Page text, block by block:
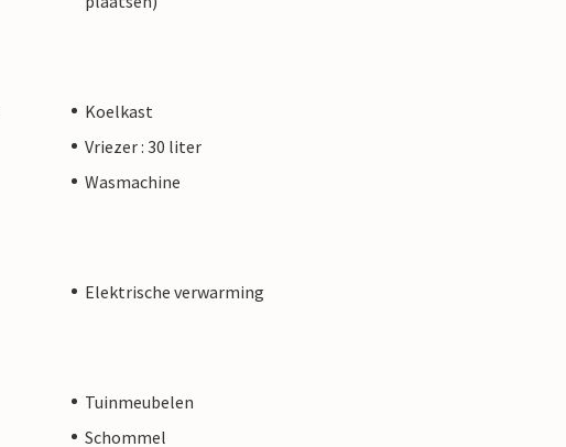
Koelkast
Vriezer : 30 liter
Wasmachine
Elektrische verwarming
Tuinmeubelen
Schommel